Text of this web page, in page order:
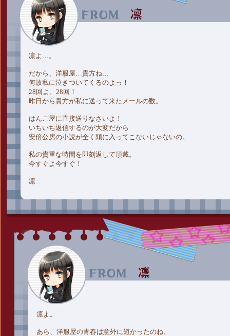
凛よ…。
だから、洋服屋…貴方ね…
何故私に泣きついてくるのよっ！
28回よ、28回！
昨日から貴方が私に送って来たメールの数。
はんこ屋に直接送りなさいよ！
いちいち返信するのが大変だから
安倍公房の小説が全く頭に入ってこないじゃないの。
私の貴重な時間を即刻返して頂戴。
今すぐよ今すぐ！
凛
凛よ。
あら、洋服屋の青春は意外に短かったのね。